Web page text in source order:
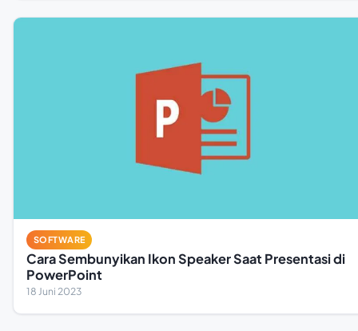
SOFTWARE
Cara Sembunyikan Ikon Speaker Saat Presentasi di
PowerPoint
18 Juni 2023